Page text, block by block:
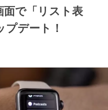
で「リスト表
デート！